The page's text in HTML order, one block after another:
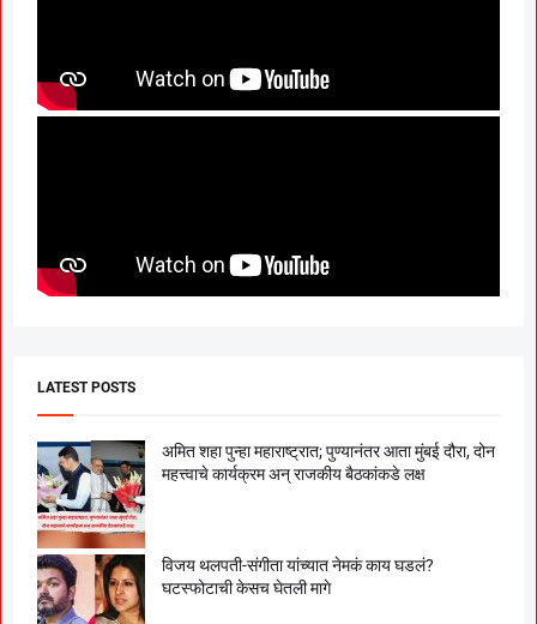
LATEST POSTS
अमित शहा पुन्हा महाराष्ट्रात; पुण्यानंतर आता मुंबई दौरा, दोन
महत्त्वाचे कार्यक्रम अन् राजकीय बैठकांकडे लक्ष
विजय थलपती-संगीता यांच्यात नेमकं काय घडलं?
घटस्फोटाची केसच घेतली मागे